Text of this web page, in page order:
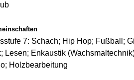
7: Schach; Hip Hop; Fußball;
Lesen; Enkaustik
Holzbearbeitung